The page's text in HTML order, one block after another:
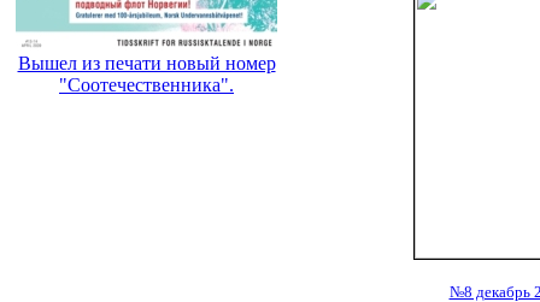
Вышел из печати новый номер
"Соотечественника".
№8 декабрь